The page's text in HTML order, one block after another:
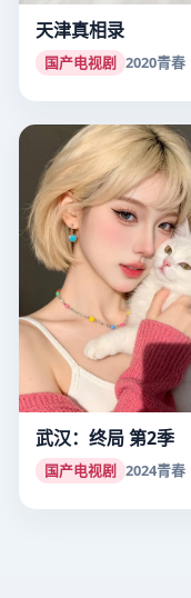
天津真相录
国产电视剧 2020青春
武汉：终局 第2季
国产电视剧 2024青春